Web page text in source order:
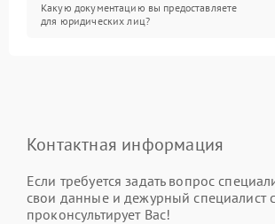
Какую документацию вы предоставляете
для юридических лиц?
Контактная информация
Если требуется задать вопрос
свои данные и дежурный специалист
проконсультирует Вас!